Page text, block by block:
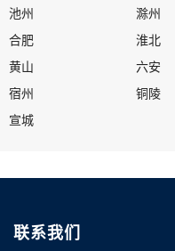
池州
滁州
合肥
淮北
黄山
六安
宿州
铜陵
宣城
联系我们